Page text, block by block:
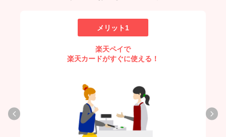
メリット1
楽天ペイで
楽天カードがすぐに使える！